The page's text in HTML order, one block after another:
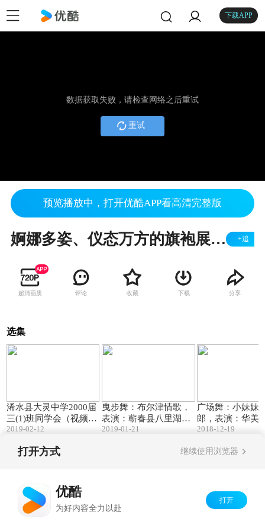
下载APP
数据获取失败，请检查网络之后重试
重试
预览播放中，打开优酷APP看高清完整版
婀娜多姿、仪态万方的旗袍展示秀 +追
超清画质 评论 收藏 下载 分享
选集
浠水县大灵中学2000届
三(1)班同学会（视频相
册）
2019-02-12
曳步舞：布尔津情歌，
表演：蕲春县八里湖舞
蹈队
2019-01-21
广场舞：小妹妹
郎，表演：华美
2018-12-19
打开方式 继续使用浏览器
优酷
为好内容全力以赴
打开